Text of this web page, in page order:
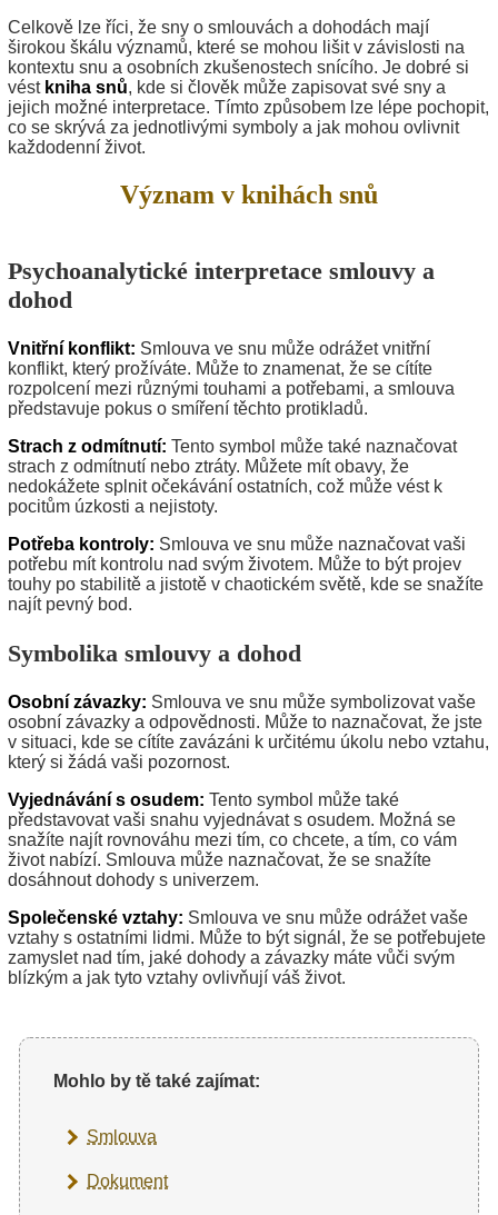
Celkově lze říci, že sny o smlouvách a dohodách mají
širokou škálu významů, které se mohou lišit v závislosti na
kontextu snu a osobních zkušenostech snícího. Je dobré si
vést kniha snů, kde si člověk může zapisovat své sny a
jejich možné interpretace. Tímto způsobem lze lépe pochopit,
co se skrývá za jednotlivými symboly a jak mohou ovlivnit
každodenní život.
Význam v knihách snů
Psychoanalytické interpretace smlouvy a
dohod
Vnitřní konflikt: Smlouva ve snu může odrážet vnitřní
konflikt, který prožíváte. Může to znamenat, že se cítíte
rozpolcení mezi různými touhami a potřebami, a smlouva
představuje pokus o smíření těchto protikladů.
Strach z odmítnutí: Tento symbol může také naznačovat
strach z odmítnutí nebo ztráty. Můžete mít obavy, že
nedokážete splnit očekávání ostatních, což může vést k
pocitům úzkosti a nejistoty.
Potřeba kontroly: Smlouva ve snu může naznačovat vaši
potřebu mít kontrolu nad svým životem. Může to být projev
touhy po stabilitě a jistotě v chaotickém světě, kde se snažíte
najít pevný bod.
Symbolika smlouvy a dohod
Osobní závazky: Smlouva ve snu může symbolizovat vaše
osobní závazky a odpovědnosti. Může to naznačovat, že jste
v situaci, kde se cítíte zavázáni k určitému úkolu nebo vztahu,
který si žádá vaši pozornost.
Vyjednávání s osudem: Tento symbol může také
představovat vaši snahu vyjednávat s osudem. Možná se
snažíte najít rovnováhu mezi tím, co chcete, a tím, co vám
život nabízí. Smlouva může naznačovat, že se snažíte
dosáhnout dohody s univerzem.
Společenské vztahy: Smlouva ve snu může odrážet vaše
vztahy s ostatními lidmi. Může to být signál, že se potřebujete
zamyslet nad tím, jaké dohody a závazky máte vůči svým
blízkým a jak tyto vztahy ovlivňují váš život.
Mohlo by tě také zajímat:
Smlouva
Dokument